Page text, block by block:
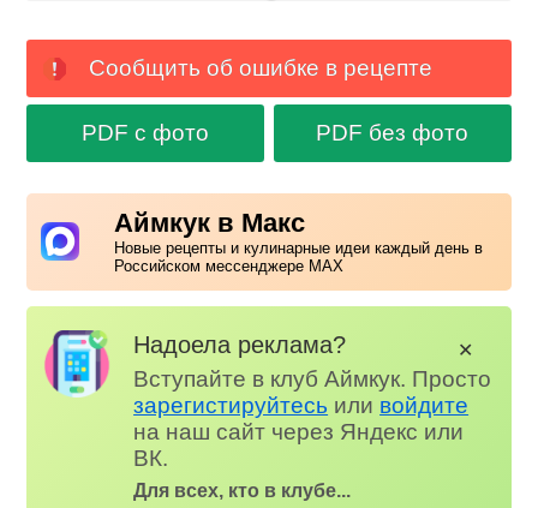
Сообщить об ошибке в рецепте
PDF с фото PDF без фото
Аймкук в Макс
Новые рецепты и кулинарные идеи каждый день в
Российском мессенджере MAX
Надоела реклама?
Вступайте в клуб Аймкук. Просто
зарегистируйтесь или войдите
на наш сайт через Яндекс или
ВК.
Для всех, кто в клубе...
✕